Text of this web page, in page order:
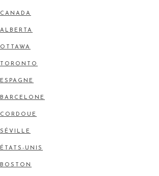
CANADA
ALBERTA
OTTAWA
TORONTO
ESPAGNE
BARCELONE
CORDOUE
SÉVILLE
ÉTATS-UNIS
BOSTON